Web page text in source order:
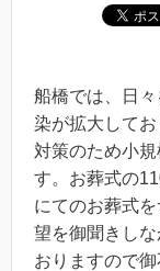
船橋では、日
染が拡大して
対策のため小
す。お葬式の
にてのお葬式
望を御聞きし
おりますので